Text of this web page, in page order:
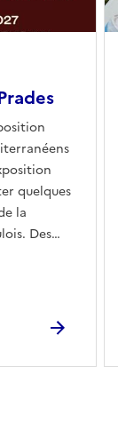
quelques
la
Des